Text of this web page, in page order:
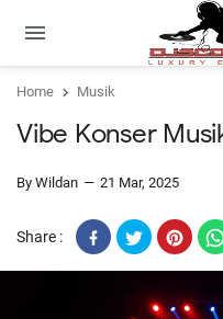
Home Musik
Vibe Konser
By Wildan 21 Mar, 2025
Share :